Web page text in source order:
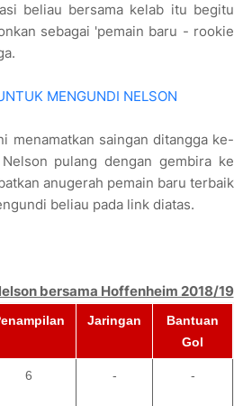
beliau bersama kelab itu begitu
sebagai 'pemain baru - rookie
MENGUNDI NELSON
menamatkan saingan ditangga ke-
pulang dengan gembira ke
anugerah pemain baru terbaik
beliau pada link diatas.
bersama Hoffenheim 2018/19
Jaringan
Bantuan
Gol
6 - -